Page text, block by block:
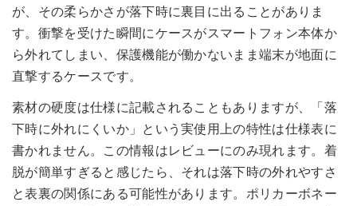
が、その柔らかさが落下時に裏目に出ることがありま
す。衝撃を受けた瞬間にケースがスマートフォン本体か
ら外れてしまい、保護機能が働かないまま端末が地面に
直撃するケースです。
素材の硬度は仕様に記載されることもありますが、「落
下時に外れにくいか」という実使用上の特性は仕様表に
書かれません。この情報はレビューにのみ現れます。着
脱が簡単すぎると感じたら、それは落下時の外れやすさ
と表裏の関係にある可能性があります。ポリカーボネー